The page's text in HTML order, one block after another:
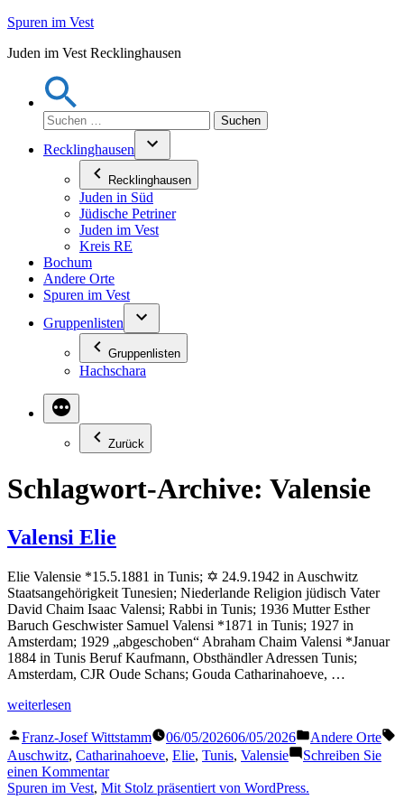
Zum
springen
Spuren im Vest
Juden im Vest Recklinghausen
Suchen
nach:
Recklinghausen
Recklinghausen
Juden in Süd
Jüdische Petriner
Juden im Vest
Kreis RE
Bochum
Andere Orte
Spuren im Vest
Gruppenlisten
Gruppenlisten
Hachschara
Zurück
Schlagwort-Archive: Valensie
Valensi Elie
Elie Valensie *15.5.1881 in Tunis; ✡ 24.9.1942 in Auschwitz
Staatsangehörigkeit Tunesien; Niederlande Religion jüdisch Vater
David Chaim Isaac Valensi; Rabbi in Tunis; 1936 Mutter Esther
Baruch Geschwister Samuel Valensi *1871 in Tunis; 1927 in
Amsterdam; 1929 „abgeschoben“ Abraham Chaim Valensi *Januar
1884 in Tunis Beruf Kaufmann, Obsthändler Adressen Tunis;
Amsterdam, CJR Oude Schans; Gouda Catharinahoeve, …
„Valensi
weiterlesen
Veröffentlicht
von
Franz-Josef Wittstamm 06/05/202606/05/2026
Veröffentlicht
in
Andere Orte
Auschwitz, Catharinahoeve, Elie, Tunis, Valensie
Schreiben Sie
einen Kommentarzu
Valensi
Spuren im Vest, Mit Stolz präsentiert von WordPress.